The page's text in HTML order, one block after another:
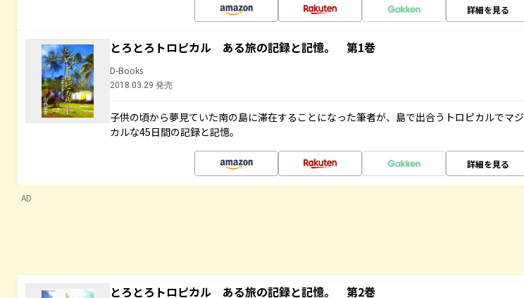
詳細を見る
とろとろトロピカル ある旅の記録と記憶。 第1巻
D-Books
2018.03.29 発売
子供の頃から夢見ていた南の島に滞在することになった筆者が、島で出合うトロピカルでマジ
カルな45日間の記録と記憶。
詳細を見る
AD
とろとろトロピカル ある旅の記録と記憶。 第2巻